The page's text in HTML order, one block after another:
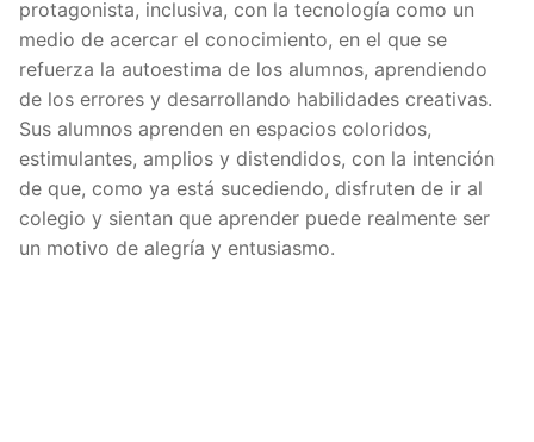
protagonista, inclusiva, con la tecnología como un
medio de acercar el conocimiento, en el que se
refuerza la autoestima de los alumnos, aprendiendo
de los errores y desarrollando habilidades creativas.
Sus alumnos aprenden en espacios coloridos,
estimulantes, amplios y distendidos, con la intención
de que, como ya está sucediendo, disfruten de ir al
colegio y sientan que aprender puede realmente ser
un motivo de alegría y entusiasmo.